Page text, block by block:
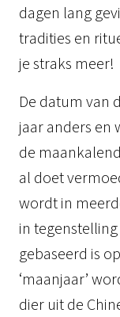
dagen lang
tradities en
je straks meer!
De datum van
jaar anders en
de
al doet
wordt in
in
gebaseerd is
‘maanjaar’
dier uit de